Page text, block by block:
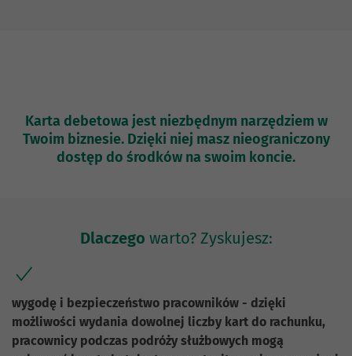
Karta debetowa jest niezbędnym narzędziem w
Twoim biznesie. Dzięki niej masz nieograniczony
dostęp do środków na swoim koncie.
Dlaczego warto? Zyskujesz:
wygodę i bezpieczeństwo pracowników - dzięki
możliwości wydania dowolnej liczby kart do rachunku,
pracownicy podczas podróży służbowych mogą